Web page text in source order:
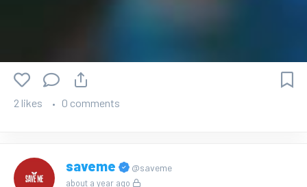
2 likes 0 comments
saveme @saveme
about a year ago